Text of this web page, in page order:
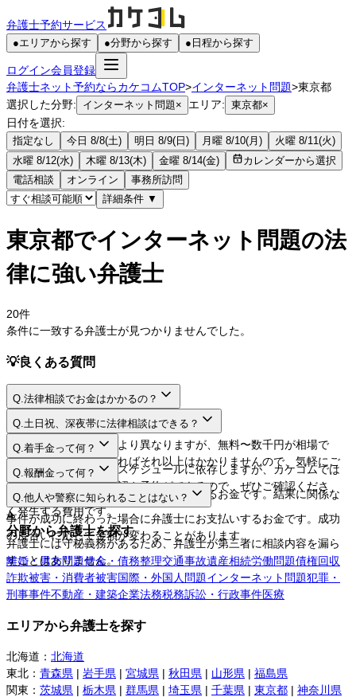
弁護士予約サービス
●エリアから探す ●分野から探す ● 日程から探す
ログイン会員登録
弁護士ネット予約ならカケコムTOP>インターネット問題>東京都
選択した分野:
インターネット問題× エリア: 東京都×
日付を選択:
指定なし 今日 8/8(土) 明日 8/9(日) 月曜 8/10(月)
火曜 8/11(火)
水曜 8/12(水)
木曜 8/13(木) 金曜 8/14(金)
カレンダーから選択
電話相談
オンライン
事務所訪問
詳細条件 ▼
東京都でインターネット問題の法
律に強い弁護士
20件
条件に一致する弁護士が見つかりませんでした。
💡良くある質問
Q.法律相談でお金はかかるの？
A.
法律相談料は弁護士により異なりますが、無料〜数千円が相場で
す。相談するだけであればそれ以上はかかりませんので、気軽にご
利用してください。
Q.土日祝、深夜帯に法律相談はできる？
A.
日程や時間は弁護士のスケジュールに依存しますが、カケコムでは
ネットから空き枠の確認や予約ができるので、ぜひご確認くださ
い。
Q.着手金って何？
A.
弁護士に事件を依頼する際にお支払いするお金です。結果に関係な
く発生する費用です。
Q.報酬金って何？
A.
事件が成功に終わった場合に弁護士にお支払いするお金です。成功
の度合いに応じて金額が変わることがあります。
Q.他人や警察に知られることはない？
A.
弁護士には守秘義務があるため、弁護士が第三者に相談内容を漏ら
すことはありません。
分野から弁護士を探す
離婚・男女問題借金・債務整理交通事故遺産相続労働問題債権回収
詐欺被害・消費者被害国際・外国人問題インターネット問題犯罪・
刑事事件不動産・建築企業法務税務訴訟・行政事件医療
エリアから弁護士を探す
北海道 ： 北海道
東北 ： 青森県 | 岩手県 | 宮城県 | 秋田県 | 山形県 | 福島県
関東 ： 茨城県 | 栃木県 | 群馬県 | 埼玉県 | 千葉県 | 東京都 | 神奈川県